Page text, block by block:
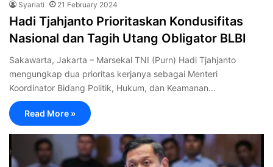
Syariati 21 February 2024
Hadi Tjahjanto Prioritaskan Kondusifitas
Nasional dan Tagih Utang Obligator BLBI
Sakawarta, Jakarta – Marsekal TNI (Purn) Hadi Tjahjanto
mengungkap dua prioritas kerjanya sebagai Menteri
Koordinator Bidang Politik, Hukum, dan Keamanan…
Read More »